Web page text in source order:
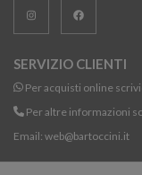
SERVIZIO CLIENTI
Per acquisti online
Per altre informazioni
Email: web@bartoccini.it